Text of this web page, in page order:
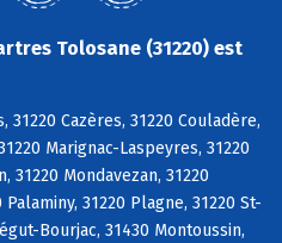
Tolosane (31220) est
31220 Cazères, 31220 Couladère,
Marignac-Laspeyres, 31220
31220 Mondavezan, 31220
31220 Plagne, 31220 St-
Bourjac, 31430 Montoussin,